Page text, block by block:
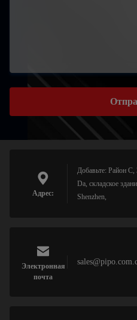
Адрес:
Добавьте: Район C,
Da, складское
Shenzhen,
Электронная
почта